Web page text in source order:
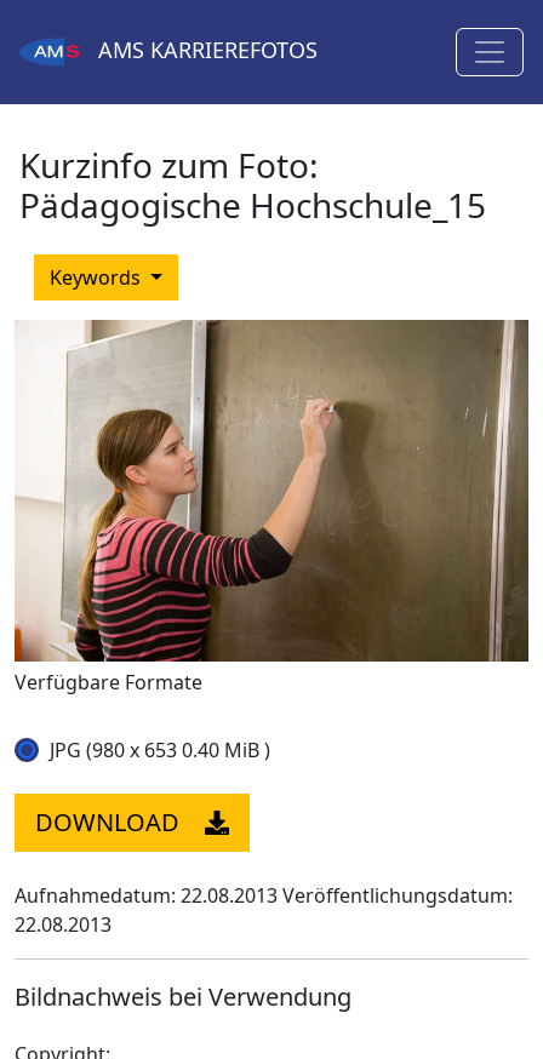
AMS KARRIEREFOTOS
Kurzinfo zum Foto:
Pädagogische Hochschule_15
Keywords
Verfügbare Formate
JPG (980 x 653 0.40 MiB )
DOWNLOAD
Aufnahmedatum: 22.08.2013Veröffentlichungsdatum:
22.08.2013
Bildnachweis bei Verwendung